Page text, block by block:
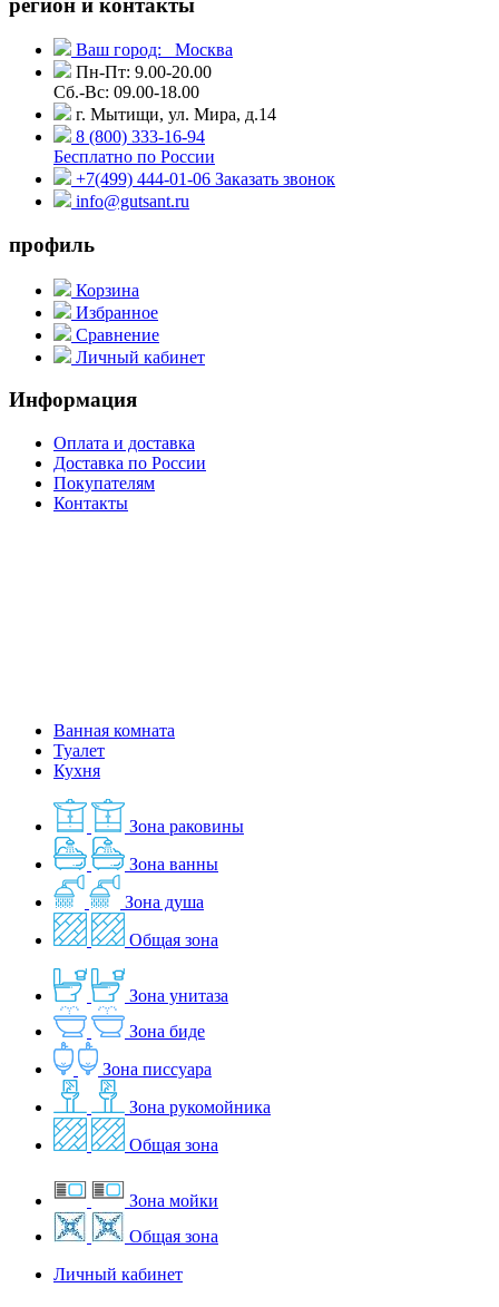
Ваш город:
Москва
Пн-Пт: 9.00-20.00
Сб.-Вс: 09.00-18.00
г. Мытищи, ул. Мира, д.14
8 (800) 333-16-94
Бесплатно по России
+7(499) 444-01-06 Заказать звонок
info@gutsant.ru
профиль
Корзина
Избранное
Сравнение
Личный кабинет
Информация
Оплата и доставка
Доставка по России
Покупателям
Контакты
Ванная комната
Туалет
Кухня
Зона раковины
Зона ванны
Зона душа
Общая зона
Зона унитаза
Зона биде
Зона писсуара
Зона рукомойника
Общая зона
Зона мойки
Общая зона
Личный кабинет